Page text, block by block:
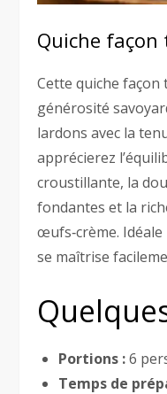
Quiche
Cette quiche
générosité
lardons avec la
apprécierez
croustillante, la
fondantes et la
œufs‑crème.
se maîtrise
Portions :6
Temps de